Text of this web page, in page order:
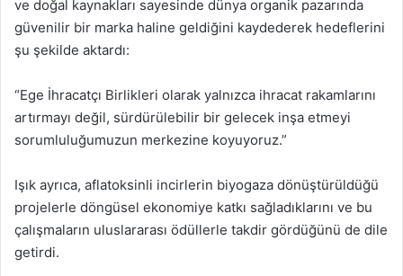
ve doğal kaynakları sayesinde dünya organik pazarında
güvenilir bir marka haline geldiğini kaydederek hedeflerini
şu şekilde aktardı:
“Ege İhracatçı Birlikleri olarak yalnızca ihracat rakamlarını
artırmayı değil, sürdürülebilir bir gelecek inşa etmeyi
sorumluluğumuzun merkezine koyuyoruz.”
Işık ayrıca, aflatoksinli incirlerin biyogaza dönüştürüldüğü
projelerle döngüsel ekonomiye katkı sağladıklarını ve bu
çalışmaların uluslararası ödüllerle takdir gördüğünü de dile
getirdi.